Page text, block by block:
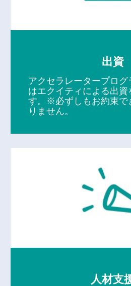
出資
アクセラレータープログ
はエクイティによる出資
す。※必ずしもお約束で
りません。
人材支